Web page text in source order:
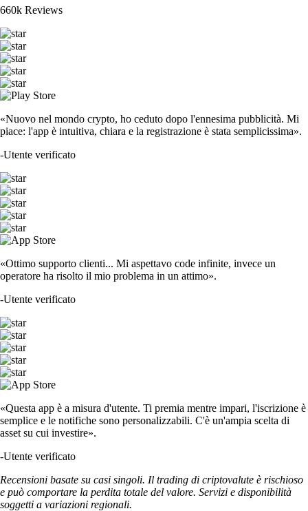
660k Reviews
«Nuovo nel mondo crypto, ho ceduto dopo l'ennesima pubblicità. Mi
piace: l'app è intuitiva, chiara e la registrazione è stata semplicissima».
-Utente verificato
«Ottimo supporto clienti... Mi aspettavo code infinite, invece un
operatore ha risolto il mio problema in un attimo».
-Utente verificato
«Questa app è a misura d'utente. Ti premia mentre impari, l'iscrizione è
semplice e le notifiche sono personalizzabili. C'è un'ampia scelta di
asset su cui investire».
-Utente verificato
Recensioni basate su casi singoli. Il trading di criptovalute è rischioso
e può comportare la perdita totale del valore. Servizi e disponibilità
soggetti a variazioni regionali.